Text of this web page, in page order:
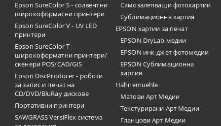
Epson SureColor S - солвентни
широкоформатни принтери
Epson SureColor V - UV LED
принтери
Epson SureColor T -
широкоформатни принтери/
скенери POS/CAD/GIS
Epson DiscProducer - роботи
за запис и печат на
CD/DVD/BluRay дискове
Портативни принтери
SAWGRASS VersiFlex система
Самозалепващи фотохартии
Сублимационна хартия
EPSON хартии за печат
EPSON DryLab медии
EPSON инк-джет фотомедии
EPSON Сублимационна
хартия
Hahnemuehle
Матови Арт Медии
Текстурирани Арт Медии
Гланцови Арт Медии